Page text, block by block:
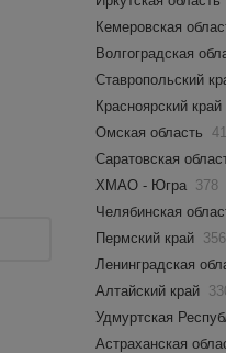
Кемеровская
Волгоградская
Ставропольский
Красноярский край
Омская область
Саратовская
ХМАО - Югра 378
Челябинская
Пермский край 356
Ленинградская
Алтайский край
Удмуртская
Астраханская